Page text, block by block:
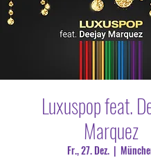
Luxuspop feat.
Marquez
Fr., 27. Dez.
  |